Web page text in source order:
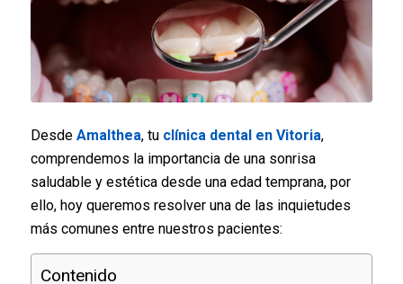
Desde Amalthea, tu clínica dental en Vitoria,
comprendemos la importancia de una sonrisa
saludable y estética desde una edad temprana, por
ello, hoy queremos resolver una de las inquietudes
más comunes entre nuestros pacientes:
Contenido